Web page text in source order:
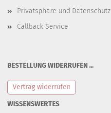
Privatsphäre und Datenschutz
Callback Service
BESTELLUNG WIDERRUFEN ...
Vertrag widerrufen
WISSENSWERTES